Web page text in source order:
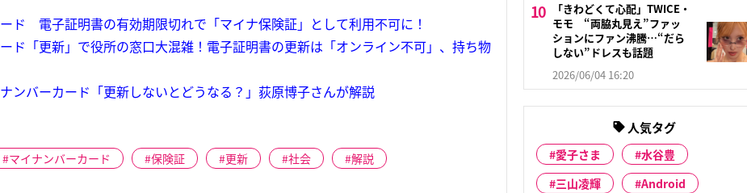
ド 電子証明書の有効期限切れで「マイナ保険証」として利用不可に！
ド「更新」で役所の窓口大混雑！電子証明書の更新は「オンライン不可」、持ち物
ンバーカード「更新しないとどうなる？」荻原博子さんが解説
マイナンバーカード 保険証 更新 社会 解説
「きわどくて心配」TWICE・
モモ “両脇丸見え”ファッ
ションにファン沸騰…“だら
しない”ドレスも話題
2026/06/04 16:20
人気タグ
愛子さま
水谷豊
三山凌輝
Android